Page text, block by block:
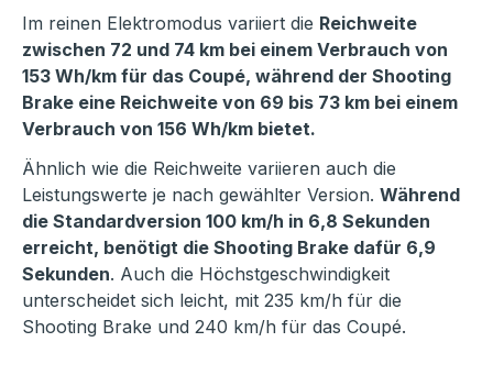
Im reinen Elektromodus variiert die Reichweite
zwischen 72 und 74 km bei einem Verbrauch von
153 Wh/km für das Coupé, während der Shooting
Brake eine Reichweite von 69 bis 73 km bei einem
Verbrauch von 156 Wh/km bietet.
Ähnlich wie die Reichweite variieren auch die
Leistungswerte je nach gewählter Version. Während
die Standardversion 100 km/h in 6,8 Sekunden
erreicht, benötigt die Shooting Brake dafür 6,9
Sekunden. Auch die Höchstgeschwindigkeit
unterscheidet sich leicht, mit 235 km/h für die
Shooting Brake und 240 km/h für das Coupé.